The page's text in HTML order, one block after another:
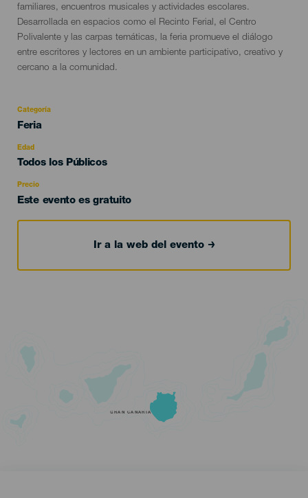
familiares, encuentros musicales y actividades escolares.
Desarrollada en espacios como el Recinto Ferial, el Centro
Polivalente y las carpas temáticas, la feria promueve el diálogo
entre escritores y lectores en un ambiente participativo, creativo y
cercano a la comunidad.
Categoría
Categoría
evento
Feria
Edad
Edad
Todos los Públicos
Precio
Este evento es gratuito
Ir a la web del evento
GRAN CANARIA